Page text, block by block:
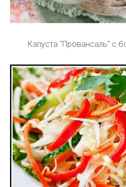
Капуста "Провансаль" с